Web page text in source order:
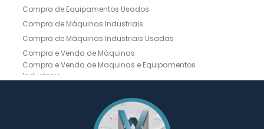
Compra de Equipamentos Usados
Compra de Máquinas Industriais
Compra de Máquinas Industriais Usadas
Compra e Venda de Máquinas
Compra e Venda de Maquinas e Equipamentos
Industriais
Compra e Venda de Máquinas Operatrizes
Dobradeira CNC Usada